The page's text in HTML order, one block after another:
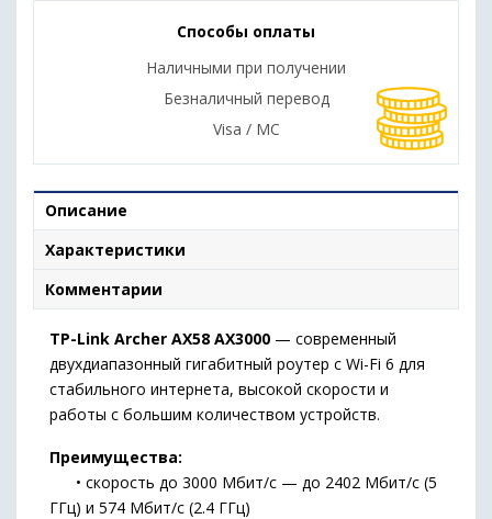
Способы оплаты
Наличными при получении
Безналичный перевод
Visa / MC
Описание
Характеристики
Комментарии
TP-Link Archer AX58 AX3000 — современный
двухдиапазонный гигабитный роутер с Wi-Fi 6 для
стабильного интернета, высокой скорости и
работы с большим количеством устройств.
Преимущества:
• скорость до 3000 Мбит/с — до 2402 Мбит/с (5
ГГц) и 574 Мбит/с (2.4 ГГц)